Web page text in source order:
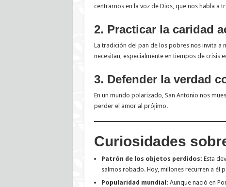
centrarnos en la voz de Dios, que nos habla a
2. Practicar la caridad
La tradición del pan de los pobres nos invita a
necesitan, especialmente en tiempos de crisis
3. Defender la verdad
En un mundo polarizado, San Antonio nos
perder el amor al prójimo.
Curiosidades
Patrón de los objetos perdidos: Esta
salmos robado. Hoy, millones recurren a él
Popularidad mundial: Aunque nació en